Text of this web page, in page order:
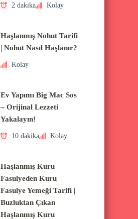
2 dakika Kolay
Haşlanmış Nohut Tarifi
| Nohut Nasıl Haşlanır?
Kolay
Ev Yapımı Big Mac Sos
– Orijinal Lezzeti
Yakalayın!
10 dakika Kolay
Haşlanmış Kuru
Fasulyeden Kuru
Fasulye Yemeği Tarifi |
Buzluktan Çıkan
Haşlanmış Kuru